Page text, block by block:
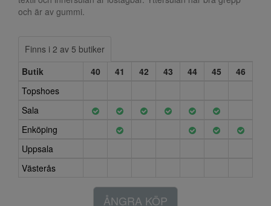
och är av gummi.
Finns i 2 av 5 butiker
Butik
40 41 42 43 44 45
46
Topshoes
Sala
Enköping
Uppsala
Västerås
ÅNGRA KÖP